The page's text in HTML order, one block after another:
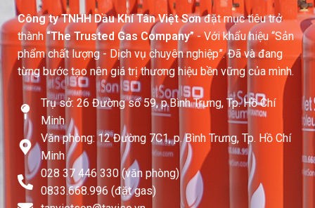
Công ty TNHH Dầu Khí Tân Việt Sơnđặt mục tiêu trở
thành “The Trusted Gas Company”- Với khẩu hiệu “Sản
phẩm chất lượng - Dịch vụ chuyên nghiệp”. Đã và đang
từng bước tạo nên giá trị thương hiệu bền vững của mình.
Trụ sở: 26 Đường số 59, p.Bình Trưng, Tp. Hồ Chí
Minh
Văn phòng: 12 Đường 7C1, p. Bình Trưng, Tp. Hồ Chí
Minh
028 37 446 330 (văn phòng)
0833.668.996 (đặt gas)